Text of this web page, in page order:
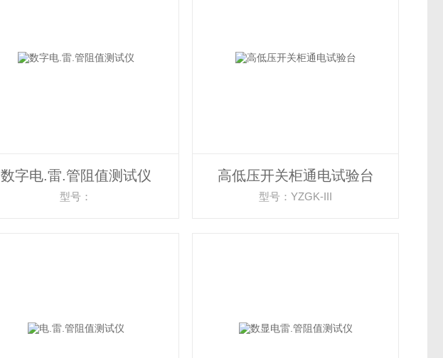
数字电.雷.管阻值测试仪
型号：
高低压开关柜通电试验台
型号：YZGK-III